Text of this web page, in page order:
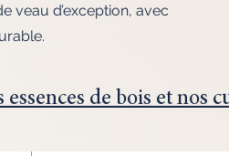
veau d’exception, avec
de bois et nos